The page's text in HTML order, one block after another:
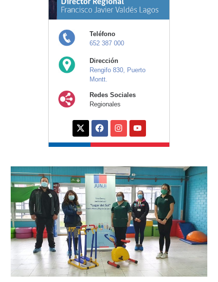
Teléfono
652 387 000
Dirección
Rengifo 830, Puerto
Montt.
Redes Sociales
Regionales